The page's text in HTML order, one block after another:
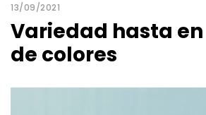
13/09/2021
Variedad hasta
de colores